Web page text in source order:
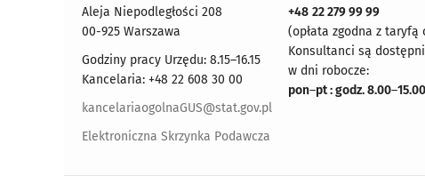
Aleja Niepodległości 208
00-925 Warszawa
Godziny pracy Urzędu: 8.15–16.15
Kancelaria: +48 22 608 30 00
kancelariaogolnaGUS@stat.gov.pl
Elektroniczna Skrzynka Podawcza
+48 22 279 99 99
(opłata zgodna z taryfą
Konsultanci są dostępni
w dni robocze:
pon–pt : godz. 8.00–15.00